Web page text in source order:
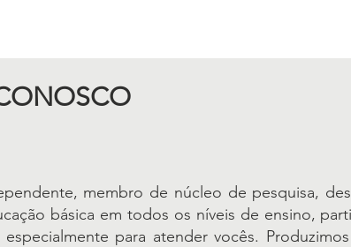
membro de núcleo de pesquisa,
básica em todos os níveis de ensino,
para atender vocês.